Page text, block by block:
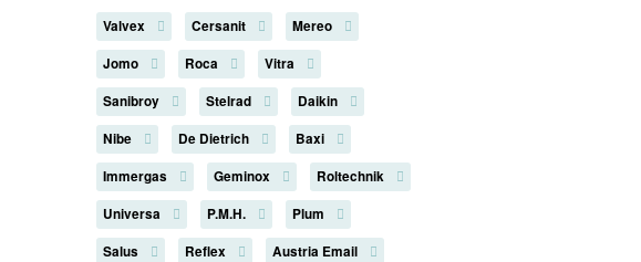
Valvex Cersanit
Mereo
Jomo
Roca
Vitra
Sanibroy
Stelrad
Daikin
Nibe
De Dietrich
Baxi
Immergas
Geminox
Roltechnik
Universa
P.M.H.
Plum
Salus
Reflex
Austria Email